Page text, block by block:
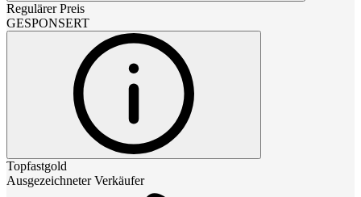
Regulärer Preis
GESPONSERT
Topfastgold
Ausgezeichneter Verkäufer